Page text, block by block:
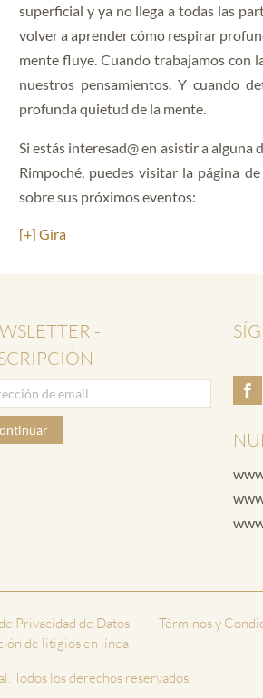
superficial y ya no llega a todas las
volver a aprender cómo respirar
mente fluye. Cuando trabajamos con
nuestros pensamientos. Y cuando
profunda quietud de la mente.
Si estás interesad@ en asistir a alguna
Rimpoché, puedes visitar la página
sobre sus próximos eventos:
[+] Gira
-
Privacidad de Datos Términos y
de litigios en línea
los derechos reservados.